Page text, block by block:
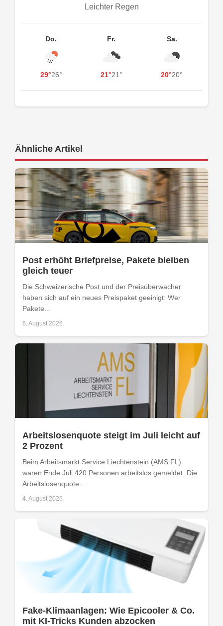
Leichter Regen
Do.
29°26°
Fr.
21°21°
Sa.
20°20°
Ähnliche Artikel
Post erhöht Briefpreise, Pakete bleiben
gleich teuer
Die Schweizerische Post und der Preisüberwacher
haben sich auf ein neues Preispaket geeinigt: Wer
Pakete...
6. August 2026
Arbeitslosenquote steigt im Juli leicht auf
2 Prozent
Beim Arbeitsmarkt Service Liechtenstein (AMS FL)
waren Ende Juli 420 Personen arbeitslos gemeldet. Die
Arbeitslosenquote...
4. August 2026
Fake-Klimaanlagen: Wie Epicooler & Co.
mit KI-Tricks Kunden abzocken